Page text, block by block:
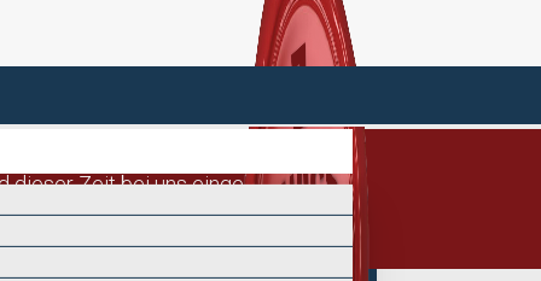
Zeit bei uns eingehen, werden